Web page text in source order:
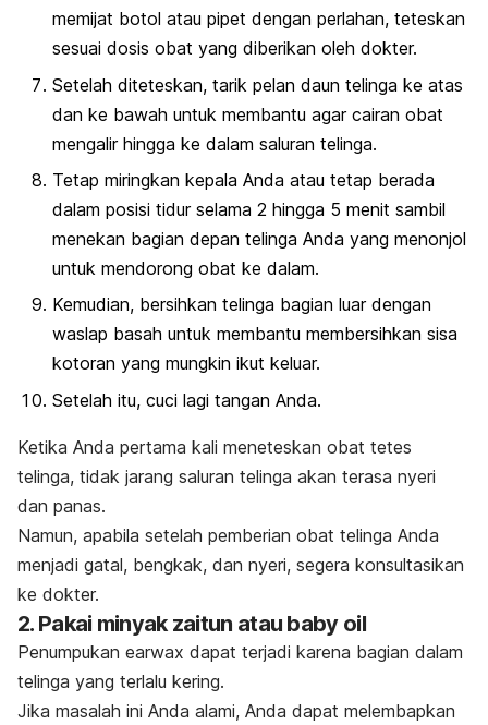
memijat botol atau pipet dengan perlahan, teteskan
sesuai dosis obat yang diberikan oleh dokter.
Setelah diteteskan, tarik pelan daun telinga ke atas
dan ke bawah untuk membantu agar cairan obat
mengalir hingga ke dalam saluran telinga.
Tetap miringkan kepala Anda atau tetap berada
dalam posisi tidur selama 2 hingga 5 menit sambil
menekan bagian depan telinga Anda yang menonjol
untuk mendorong obat ke dalam.
Kemudian, bersihkan telinga bagian luar dengan
waslap basah untuk membantu membersihkan sisa
kotoran yang mungkin ikut keluar.
Setelah itu, cuci lagi tangan Anda.
Ketika Anda pertama kali meneteskan obat tetes
telinga, tidak jarang saluran telinga akan terasa nyeri
dan panas.
Namun, apabila setelah pemberian obat telinga Anda
menjadi gatal, bengkak, dan nyeri, segera konsultasikan
ke dokter.
2. Pakai minyak zaitun atau baby oil
Penumpukan earwax dapat terjadi karena bagian dalam
telinga yang terlalu kering.
Jika masalah ini Anda alami, Anda dapat melembapkan